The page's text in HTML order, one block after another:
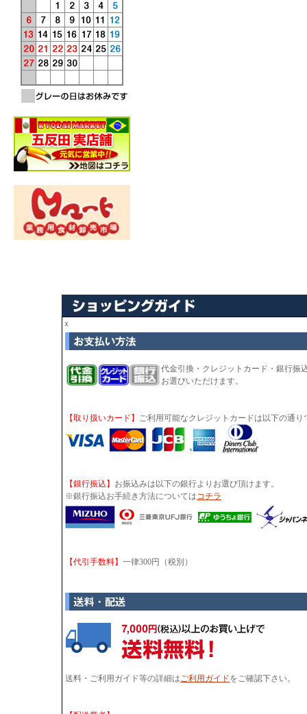
ｘ
代金引換・クレジットカード・銀行振
お選びいただけます。
【取り扱いカード】 ご利用可能なクレジットカードは以下の通り
【銀行振込】 お振込みは以下の銀行よりお選び頂けます。
※銀行振込お手続き方法についてはコチラ
【代引手数料】 一律300円（税別）
送料・ご利用ガイド等の詳細はご利用ガイドをご確認下さい。